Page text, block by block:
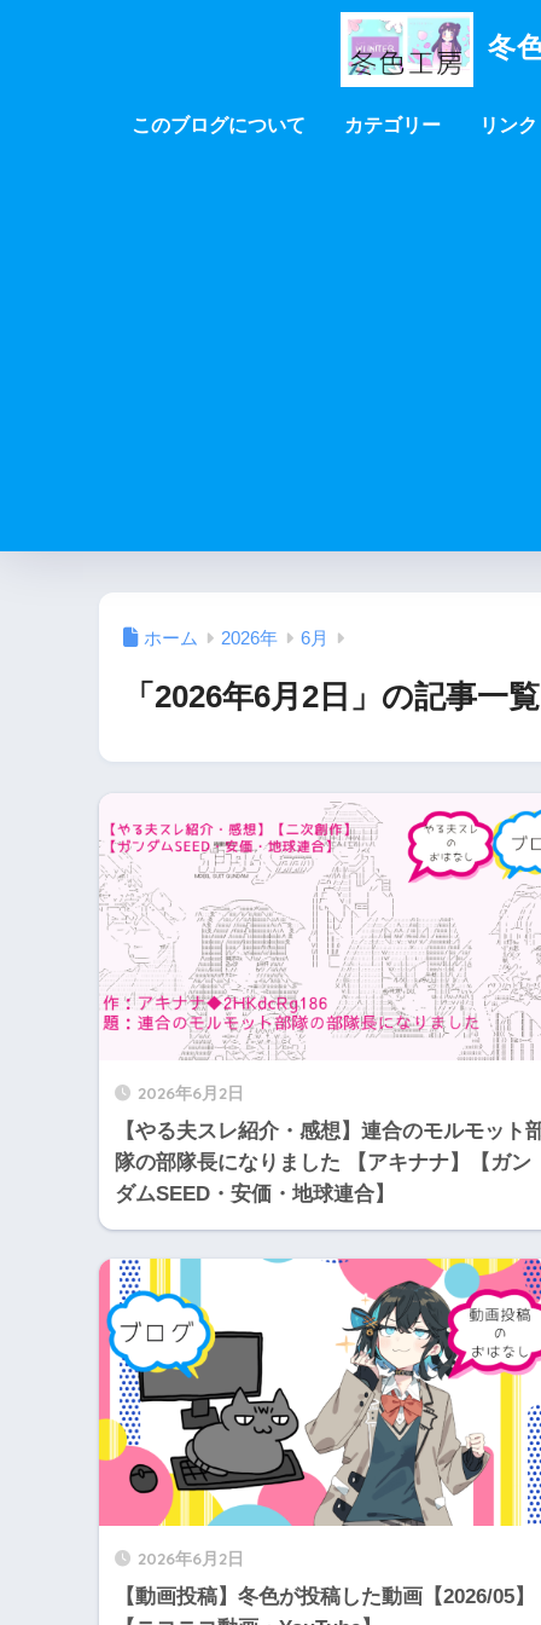
冬
このブログについて カテゴリー リンク
ホーム 2026年 6月
「2026年6月2日」の記事一覧
2026年6月2日
【やる夫スレ紹介・感想】連合のモルモット
隊の部隊長になりました 【アキナナ】【ガン
ダムSEED・安価・地球連合】
2026年6月2日
【動画投稿】冬色が投稿した動画【2026/05】